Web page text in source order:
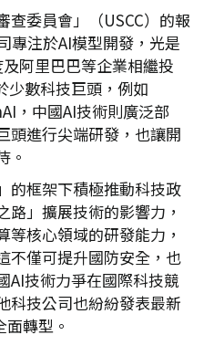
查委員會」（USCC）的報
專注於AI模型開發，光是
阿里巴巴等企業相繼投
少數科技巨頭，例如
，中國AI技術則廣泛部
頭進行尖端研發，也讓開
。
的框架下積極推動科技政
路」擴展技術的影響力，
等核心領域的研發能力，
不僅可提升國防安全，也
AI技術力爭在國際科技競
科技公司也紛紛發表最新
轉型。